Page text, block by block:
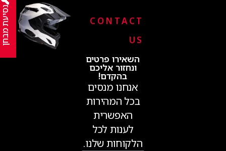
נסיעת מבחן
CONTACT
US
השאירו פרטים
ונחזור אליכם
בהקדם!
אנחנו מנסים
בכל המהירות
האפשרית
לענות לכל
הלקוחות שלנו.